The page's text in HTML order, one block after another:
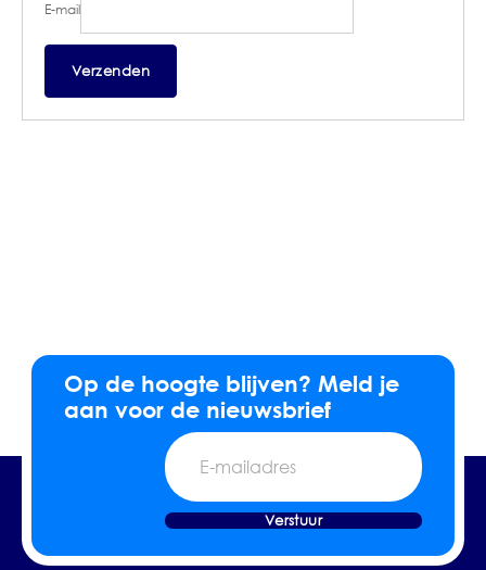
E-mail
Op de hoogte blijven? Meld je
aan voor de nieuwsbrief
E-
mailadres
Verstuur